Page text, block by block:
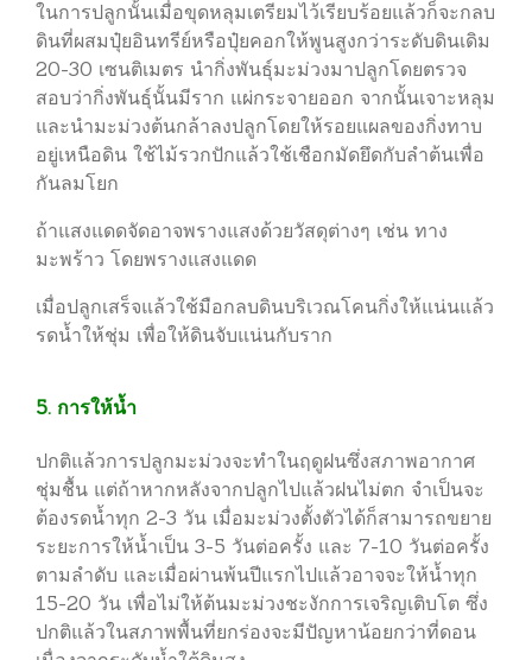
ในการปลูกนั้นเมื่อขุดหลุมเตรียมไว้เรียบร้อยแล้วก็จะกลบ
ดินที่ผสมปุ๋ยอินทรีย์หรือปุ๋ยคอกให้พูนสูงกว่าระดับดินเดิม
20-30 เซนติเมตร นำกิ่งพันธุ์มะม่วงมาปลูกโดยตรวจ
สอบว่ากิ่งพันธุ์นั้นมีราก แผ่กระจายออก จากนั้นเจาะหลุม
และนำมะม่วงต้นกล้าลงปลูกโดยให้รอยแผลของกิ่งทาบ
อยู่เหนือดิน ใช้ไม้รวกปักแล้วใช้เชือกมัดยึดกับลำต้นเพื่อ
กันลมโยก
ถ้าแสงแดดจัดอาจพรางแสงด้วยวัสดุต่างๆ เช่น ทาง
มะพร้าว โดยพรางแสงแดด
เมื่อปลูกเสร็จแล้วใช้มือกลบดินบริเวณโคนกิ่งให้แน่นแล้ว
รดน้ำให้ชุ่ม เพื่อให้ดินจับแน่นกับราก
5. การให้น้ำ
ปกติแล้วการปลูกมะม่วงจะทำในฤดูฝนซึ่งสภาพอากาศ
ชุ่มชื้น แต่ถ้าหากหลังจากปลูกไปแล้วฝนไม่ตก จำเป็นจะ
ต้องรดน้ำทุก 2-3 วัน เมื่อมะม่วงตั้งตัวได้ก็สามารถขยาย
ระยะการให้น้ำเป็น 3-5 วันต่อครั้ง และ 7-10 วันต่อครั้ง
ตามลำดับ และเมื่อผ่านพ้นปีแรกไปแล้วอาจจะให้น้ำทุก
15-20 วัน เพื่อไม่ให้ต้นมะม่วงชะงักการเจริญเติบโต ซึ่ง
ปกติแล้วในสภาพพื้นที่ยกร่องจะมีปัญหาน้อยกว่าที่ดอน